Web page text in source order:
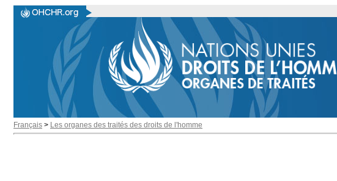
Français > Les organes des traités des droits de l'homme